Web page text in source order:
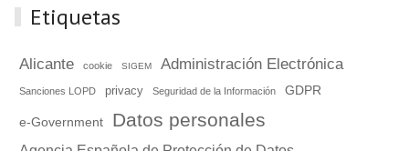
Etiquetas
Alicante cookie SIGEM Administración Electrónica
Sanciones LOPD privacy Seguridad de la Información GDPR
e-Government Datos personales